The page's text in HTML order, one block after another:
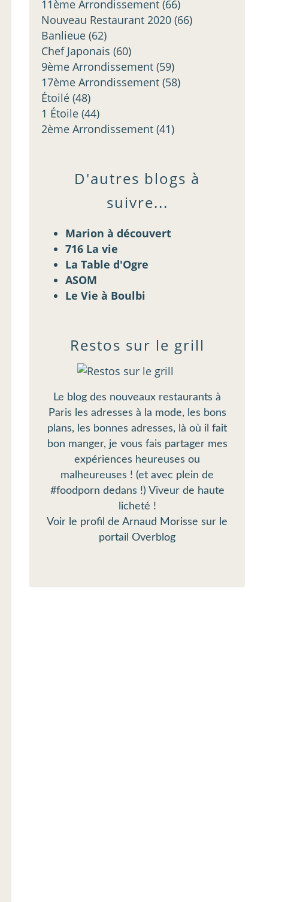
11ème Arrondissement (66)
Nouveau Restaurant 2020 (66)
Banlieue (62)
Chef Japonais (60)
9ème Arrondissement (59)
17ème Arrondissement (58)
Étoilé (48)
1 Étoile (44)
2ème Arrondissement (41)
Restos sur le grill
Le blog des nouveaux restaurants à
Paris les adresses à la mode, les bons
plans, les bonnes adresses, là où il fait
bon manger, je vous fais partager mes
expériences heureuses ou
malheureuses ! (et avec plein de
#foodporn dedans !) Viveur de haute
licheté !
Voir le profil de Arnaud Morisse sur le
portail Overblog
D'autres blogs à
suivre...
Marion à découvert
716 La vie
La Table d'Ogre
ASOM
Le Vie à Boulbi